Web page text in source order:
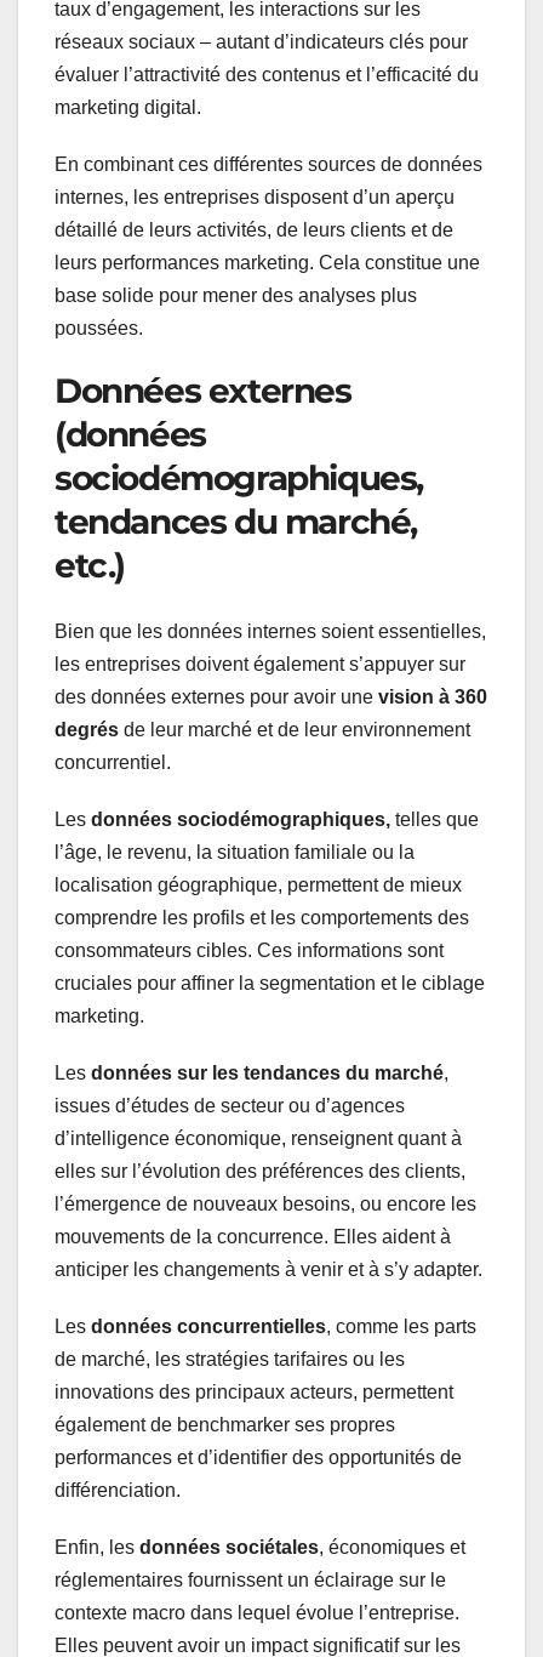
taux d’engagement, les interactions sur les
réseaux sociaux – autant d’indicateurs clés pour
évaluer l’attractivité des contenus et l’efficacité du
marketing digital.
En combinant ces différentes sources de données
internes, les entreprises disposent d’un aperçu
détaillé de leurs activités, de leurs clients et de
leurs performances marketing. Cela constitue une
base solide pour mener des analyses plus
poussées.
Données externes
(données
sociodémographiques,
tendances du marché,
etc.)
Bien que les données internes soient essentielles,
les entreprises doivent également s’appuyer sur
des données externes pour avoir une vision à 360
degrés de leur marché et de leur environnement
concurrentiel.
Les données sociodémographiques, telles que
l’âge, le revenu, la situation familiale ou la
localisation géographique, permettent de mieux
comprendre les profils et les comportements des
consommateurs cibles. Ces informations sont
cruciales pour affiner la segmentation et le ciblage
marketing.
Les données sur les tendances du marché,
issues d’études de secteur ou d’agences
d’intelligence économique, renseignent quant à
elles sur l’évolution des préférences des clients,
l’émergence de nouveaux besoins, ou encore les
mouvements de la concurrence. Elles aident à
anticiper les changements à venir et à s’y adapter.
Les données concurrentielles, comme les parts
de marché, les stratégies tarifaires ou les
innovations des principaux acteurs, permettent
également de benchmarker ses propres
performances et d’identifier des opportunités de
différenciation.
Enfin, les données sociétales, économiques et
réglementaires fournissent un éclairage sur le
contexte macro dans lequel évolue l’entreprise.
Elles peuvent avoir un impact significatif sur les